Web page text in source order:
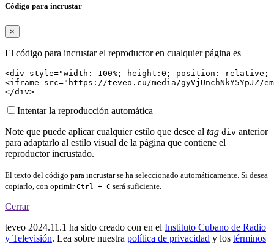
Código para incrustar
×
El código para incrustar el reproductor en cualquier página es
<div style="width: 100%; height:0; position: relative;
<iframe src="https://teveo.cu/media/
</div>
Intentar la reproducción automática
Note que puede aplicar cualquier estilo que desee al tag div anterior
para adaptarlo al estilo visual de la página que contiene el
reproductor incrustado.
El texto del código para incrustar se ha seleccionado automáticamente. Si desea
copiarlo, con oprimirCtrl + C será suficiente.
Cerrar
teveo 2024.11.1 ha sido creado con en el Instituto Cubano de Radio
y Televisión. Lea sobre nuestra política de privacidad y los términos